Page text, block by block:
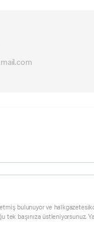
bulunuyor ve
tek başınıza üstleniyorsunuz.